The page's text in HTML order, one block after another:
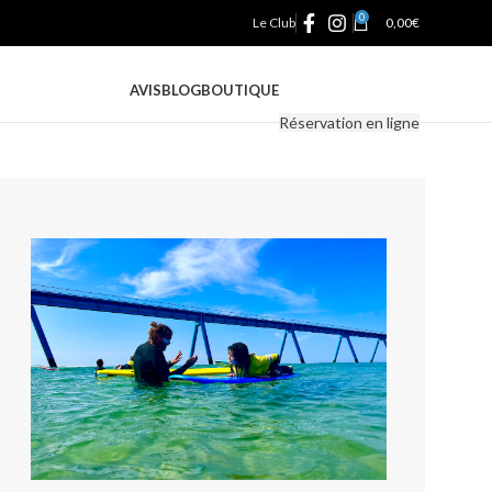
Le Club 0 0,00€
AVISBLOGBOUTIQUE
Réservation en ligne